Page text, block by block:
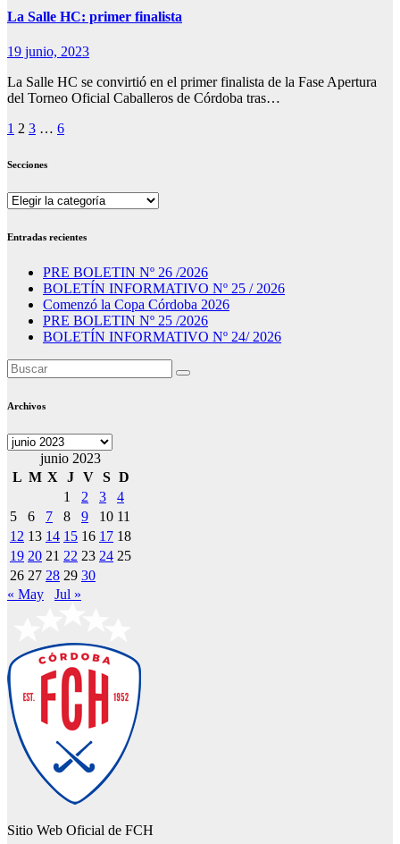
La Salle HC: primer finalista
19 junio, 2023
La Salle HC se convirtió en el primer finalista de la Fase Apertura
del Torneo Oficial Caballeros de Córdoba tras…
Paginación
de
1 2 3 … 6
Secciones
Secciones
Entradas recientes
PRE BOLETIN Nº 26 /2026
BOLETÍN INFORMATIVO Nº 25 / 2026
Comenzó la Copa Córdoba 2026
PRE BOLETIN Nº 25 /2026
BOLETÍN INFORMATIVO Nº 24/ 2026
Archivos
Archivos
junio 2023
L M X J V S D
1
2 3
4
5
6 7 8 9 10 11
12 13 14 15 16 17 18
19 20 21 22 23 24 25
26 27 28 29 30
« May
Jul »
Sitio Web Oficial de FCH